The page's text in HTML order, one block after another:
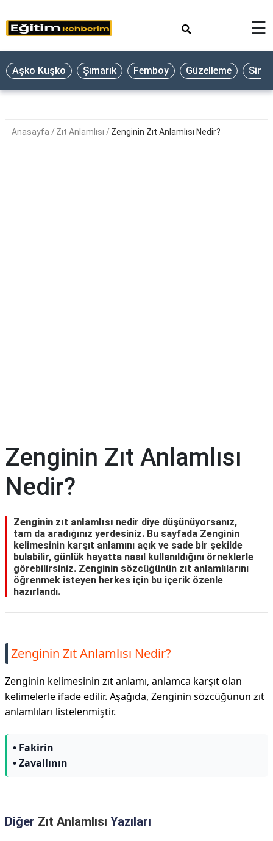
☰
Aşko Kuşko Şımarık Femboy Güzelleme
Anasayfa Zıt Anlamlısı Zenginin Zıt Anlamlısı Nedir?
Zenginin Zıt Anlamlısı
Nedir?
Zenginin zıt anlamlısı nedir diye düşünüyorsanız,
tam da aradığınız yerdesiniz. Bu sayfada Zenginin
kelimesinin karşıt anlamını açık ve sade bir şekilde
bulabilir, günlük hayatta nasıl kullanıldığını örneklerle
görebilirsiniz. Zenginin sözcüğünün zıt anlamlılarını
öğrenmek isteyen herkes için bu içerik özenle
hazırlandı.
Zenginin Zıt Anlamlısı Nedir?
Zenginin kelimesinin zıt anlamı, anlamca karşıt olan
kelimelerle ifade edilir. Aşağıda, Zenginin sözcüğünün zıt
anlamlıları listelenmiştir.
• Fakirin
• Zavallının
Diğer Zıt Anlamlısı Yazıları